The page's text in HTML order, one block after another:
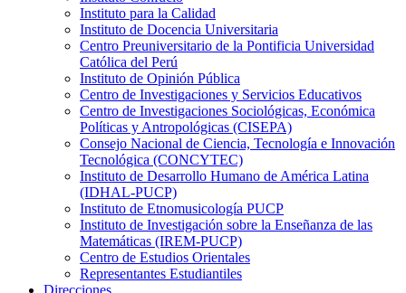
Instituto para la Calidad
Instituto de Docencia Universitaria
Centro Preuniversitario de la Pontificia Universidad
Católica del Perú
Instituto de Opinión Pública
Centro de Investigaciones y Servicios Educativos
Centro de Investigaciones Sociológicas, Económica
Políticas y Antropológicas (CISEPA)
Consejo Nacional de Ciencia, Tecnología e Innovación
Tecnológica (CONCYTEC)
Instituto de Desarrollo Humano de América Latina
(IDHAL-PUCP)
Instituto de Etnomusicología PUCP
Instituto de Investigación sobre la Enseñanza de las
Matemáticas (IREM-PUCP)
Centro de Estudios Orientales
Representantes Estudiantiles
Direcciones